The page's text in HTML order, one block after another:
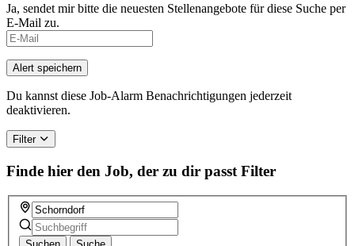
Ja, sendet mir bitte die neuesten Stellenangebote für diese Suche per
E-Mail zu.
Alert speichern
Du kannst diese Job-Alarm Benachrichtigungen jederzeit
deaktivieren.
Filter
Finde hier den Job, der zu dir passt Filter